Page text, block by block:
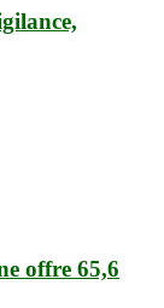
offre 65,6